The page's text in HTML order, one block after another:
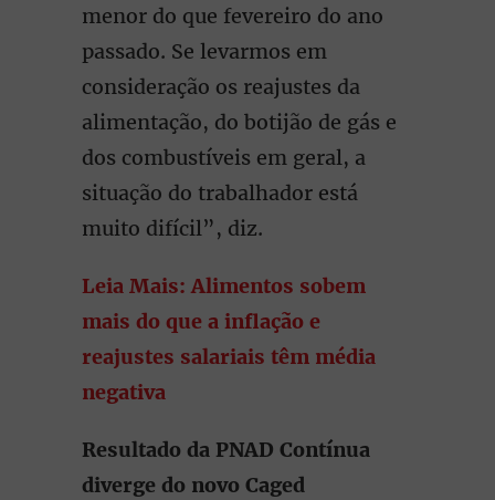
menor do que fevereiro do ano
passado. Se levarmos em
consideração os reajustes da
alimentação, do botijão de gás e
dos combustíveis em geral, a
situação do trabalhador está
muito difícil”, diz.
Leia Mais: Alimentos sobem
mais do que a inflação e
reajustes salariais têm média
negativa
Resultado da PNAD Contínua
diverge do novo Caged